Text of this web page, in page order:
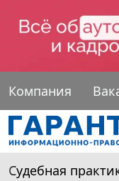
Компания
Судебная